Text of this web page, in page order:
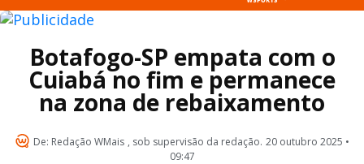
Botafogo-SP empata com o
Cuiabá no fim e permanece
na zona de rebaixamento
De: Redação WMais , sob supervisão da redação. 20 outubro 2025 •
09:47